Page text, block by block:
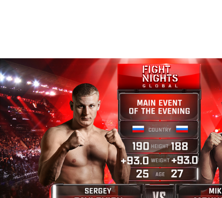
Кино
Художественное